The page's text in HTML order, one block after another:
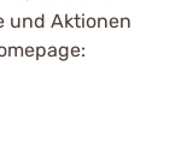
und Aktionen